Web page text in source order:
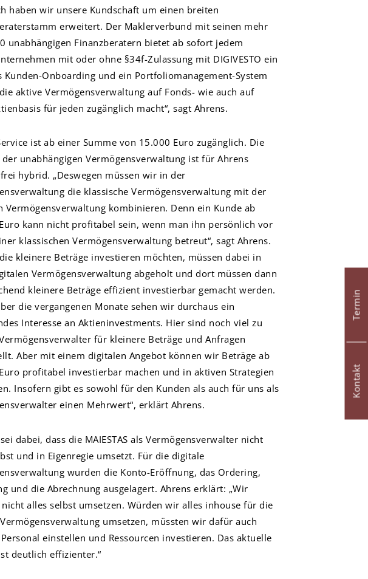
haben wir unsere Kundschaft um einen breiten
erweitert. Der Maklerverbund mit seinen mehr
unabhängigen Finanzberatern bietet ab sofort jedem
mit oder ohne §34f-Zulassung mit DIGIVESTO ein
Kunden-Onboarding und ein Portfoliomanagement-System
aktive Vermögensverwaltung auf Fonds- wie auch auf
für jeden zugänglich macht“, sagt Ahrens.
ist ab einer Summe von 15.000 Euro zugänglich. Die
unabhängigen Vermögensverwaltung ist für Ahrens
hybrid. „Deswegen müssen wir in der
die klassische Vermögensverwaltung mit der
Vermögensverwaltung kombinieren. Denn ein Kunde ab
kann nicht profitabel sein, wenn man ihn persönlich vor
klassischen Vermögensverwaltung betreut“, sagt Ahrens.
kleinere Beträge investieren möchten, müssen dabei in
Vermögensverwaltung abgeholt und dort müssen dann
kleinere Beträge effizient investierbar gemacht werden.
die vergangenen Monate sehen wir durchaus ein
Interesse an Aktieninvestments. Hier sind noch viel zu
für kleinere Beträge und Anfragen
Aber mit einem digitalen Angebot können wir Beträge ab
profitabel investierbar machen und in aktiven Strategien
Insofern gibt es sowohl für den Kunden als auch für uns als
einen Mehrwert“, erklärt Ahrens.
dabei, dass die MAIESTAS als Vermögensverwalter nicht
und in Eigenregie umsetzt. Für die digitale
wurden die Konto-Eröffnung, das Ordering,
und die Abrechnung ausgelagert. Ahrens erklärt: „Wir
nicht alles selbst umsetzen. Würden wir alles inhouse für die
umsetzen, müssten wir dafür auch
einstellen und Ressourcen investieren. Das aktuelle
deutlich effizienter.“
Kontakt
Termin